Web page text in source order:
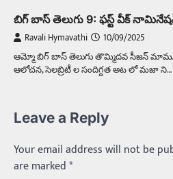
బిగ్ బాస్ తెలుగు 9: ఫస్ట్ వీక్
Ravali Hymavathi 10/09/2025
ఆమ్మో బిగ్ బాస్ తెలుగు తొమ్మిదవ సీజన్
ఆలోచన, సెలబ్రిటీ ల సందిగ్దత అట లో మజా ని…
Leave a Reply
Your email address will not be
are marked*